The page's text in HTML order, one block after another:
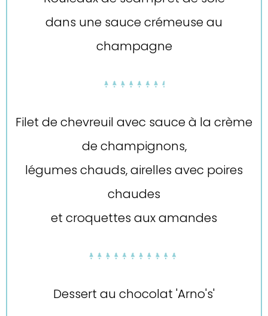
dans une sauce crémeuse au
champagne
Filet de chevreuil avec sauce à la crème
de champignons,
légumes chauds, airelles avec poires
chaudes
et croquettes aux amandes
Dessert au chocolat 'Arno's'